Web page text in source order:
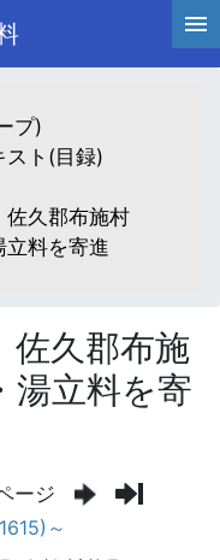
プ)
ト(目録)
久郡布施村
立料を寄進
久郡布施
湯立料を寄
ージ